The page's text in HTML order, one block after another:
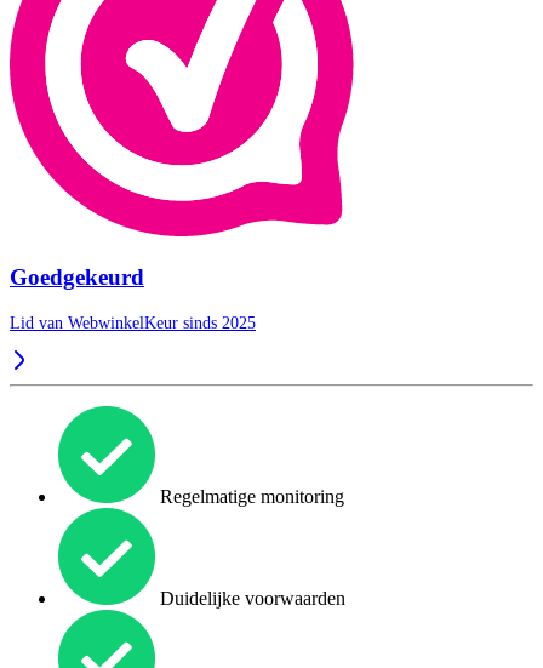
Goedgekeurd
Lid van WebwinkelKeur sinds 2025
Regelmatige monitoring
Duidelijke voorwaarden